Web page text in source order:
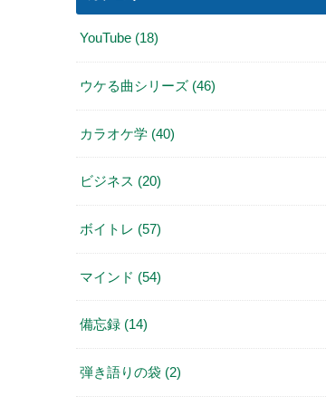
YouTube (18)
ウケる曲シリーズ (46)
カラオケ学 (40)
ビジネス (20)
ボイトレ (57)
マインド (54)
備忘録 (14)
弾き語りの袋 (2)